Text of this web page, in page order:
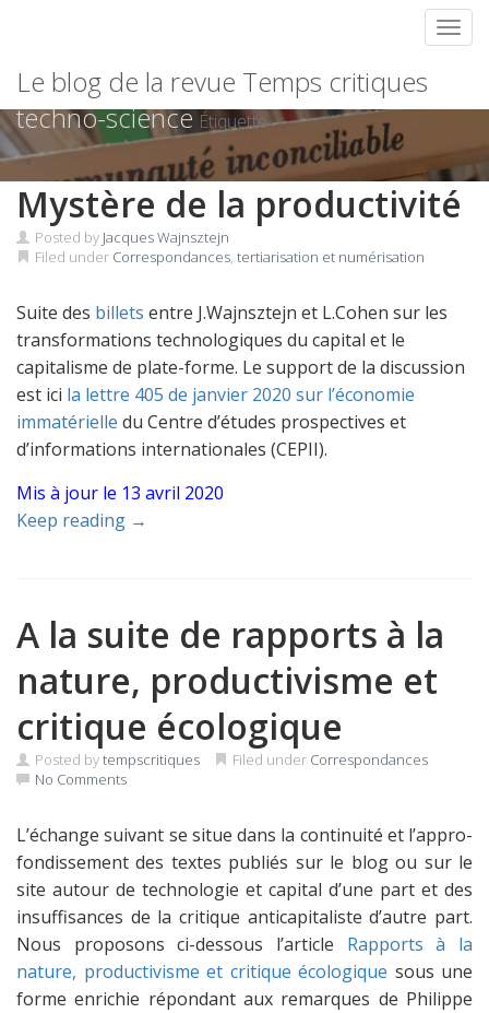
content
Le blog de la revue Temps critiques
techno-scienceÉtiquette
Mystère de la productivité
Posted by Jacques Wajnsztejn
Filed under Correspondances, tertiarisation et numérisation
Suite des billets entre J.Wajnsztejn et L.Cohen sur les
transformations technologiques du capital et le
capitalisme de plate-forme. Le support de la discussion
est ici la lettre 405 de janvier 2020 sur l’économie
immatérielle du Centre d’études prospectives et
d’informations internationales (CEPII).
Mis à jour le 13 avril 2020
Keep reading →
A la suite de rapports à la
nature, productivisme et
critique écologique
Posted bytempscritiques Filed under Correspondances
No Comments
L’échange suivant se situe dans la conti­nuité et l’appro­
fon­dis­se­ment des textes publiés sur le blog ou sur le
site autour de tech­no­lo­gie et capi­tal d’une part et des
insuf­fi­san­ces de la cri­ti­que anti­ca­pi­ta­liste d’autre part.
Nous proposons ci-dessous l’article Rapports à la
nature, productivisme et critique écologique sous une
forme enrichie répondant aux remarques de Philippe